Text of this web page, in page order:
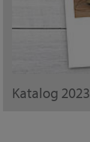
Katalog 2023